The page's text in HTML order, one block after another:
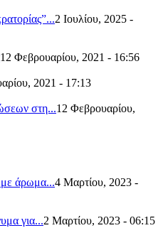
2 Ιουλίου, 2025 -
12 Φεβρουαρίου, 2021 - 16:56
2021 - 17:13
στη...12 Φεβρουαρίου,
με άρωμα...4 Μαρτίου, 2023 -
για...2 Μαρτίου, 2023 - 06:15